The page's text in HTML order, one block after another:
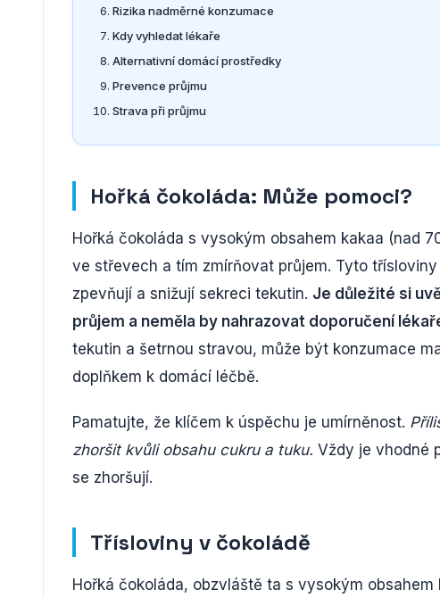
Rizika nadměrné konzumace
Kdy vyhledat lékaře
Alternativní domácí prostředky
Prevence průjmu
Strava při průjmu
Hořká čokoláda: Může pomoci?
Hořká čokoláda s vysokým obsahem kakaa (nad
ve střevech a tím zmírňovat průjem. Tyto
zpevňují a snižují sekreci tekutin. Je důležité si
průjem a neměla by nahrazovat doporučení
tekutin a šetrnou stravou, může být konzumace
doplňkem k domácí léčbě.
Pamatujte, že klíčem k úspěchu je umírněnost.
zhoršit kvůli obsahu cukru a tuku. Vždy je vhodné
se zhoršují.
Třísloviny v čokoládě
Hořká čokoláda, obzvláště ta s vysokým